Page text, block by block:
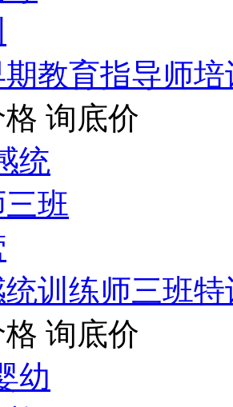
期教育指导师培
询底价
统训练师三班
询底价